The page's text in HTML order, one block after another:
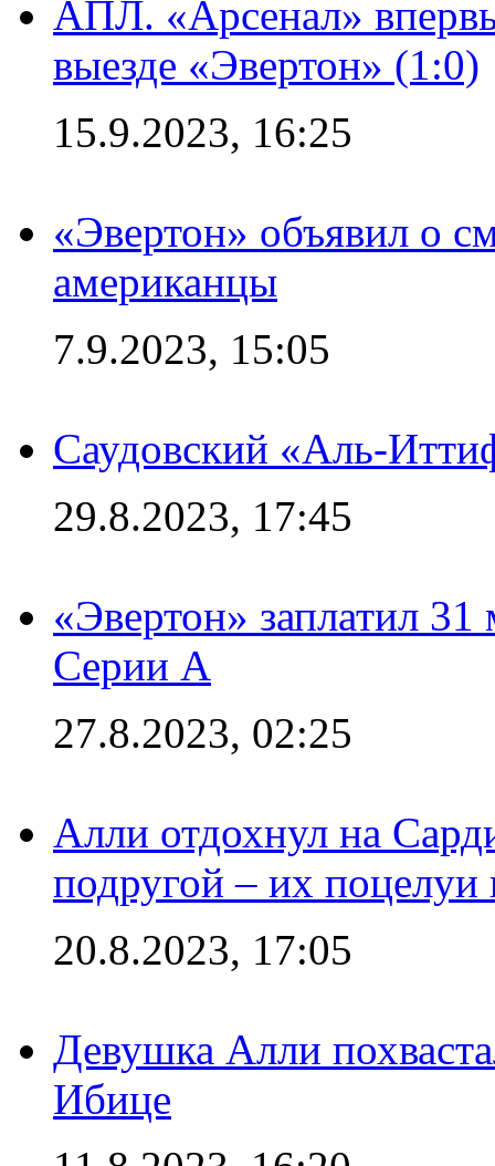
АПЛ. «Арсенал»
выезде «Эвертон» (1:0)
15.9.2023, 16:25
«Эвертон» объявил о
американцы
7.9.2023, 15:05
Саудовский «Аль-
29.8.2023, 17:45
«Эвертон» заплатил
Серии А
27.8.2023, 02:25
Алли отдохнул на
подругой – их поцелуи
20.8.2023, 17:05
Девушка Алли
Ибице